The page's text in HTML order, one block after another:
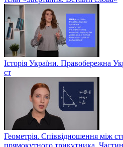
Історія України. Правобережна
ст
Геометрія. Співвідношення між
прямокутного трикутника.